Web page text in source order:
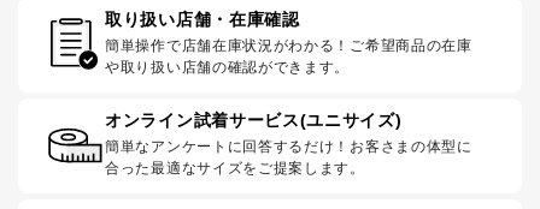
取り扱い店舗・在庫確認
簡単操作で店舗在庫状況がわかる！ご希望商品の在庫
や取り扱い店舗の確認ができます。
オンライン試着サービス(ユニサイズ)
簡単なアンケートに回答するだけ！お客さまの体型に
合った最適なサイズをご提案します。